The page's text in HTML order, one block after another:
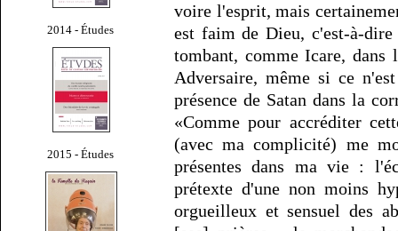
2014 - Études
2015 - Études
voire l'esprit, mais
est faim de Dieu, c'est-à-
tombant, comme Icare, dans
Adversaire, même si ce
présence de Satan dans la
«Comme pour accréditer
(avec ma complicité) me
présentes dans ma vie :
prétexte d'une non moins
orgueilleux et sensuel des